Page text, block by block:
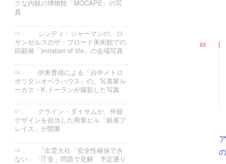
クな内観の博物館「MOCAPE」の写
真
シンディ・シャーマンの、ロ
サンゼルスのザ・ブロード美術館での
回顧展「imitation of life」の会場写真
伊東豊雄による「台中メトロ
ポリタンオペラハウス」の、写真家ル
ーカス・K.ドーランが撮影した写真
クライン・ダイサムが、外観
デザインを担当した商業ビル「銀座プ
レイス」が開業
『出雲大社「安全性確保でき
ない」「庁舎」問題で見解 予定通り